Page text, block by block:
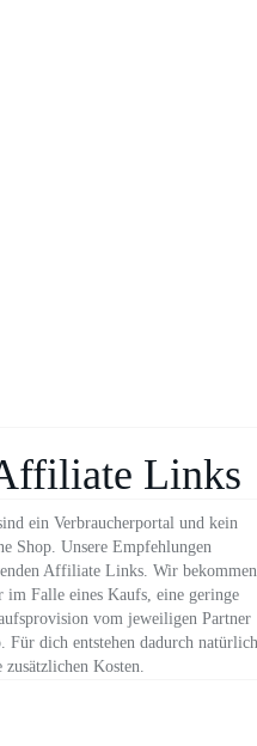
Links
ein Verbraucherportal und kein
Shop. Unsere Empfehlungen
Affiliate Links. Wir bekommen
im Falle eines Kaufs, eine geringe
vom jeweiligen Partner
Für dich entstehen dadurch natürlich
zusätzlichen Kosten.